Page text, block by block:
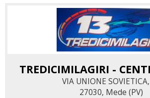
TREDICIMILAGIRI -
VIA UNIONE
27030, Mede (PV)